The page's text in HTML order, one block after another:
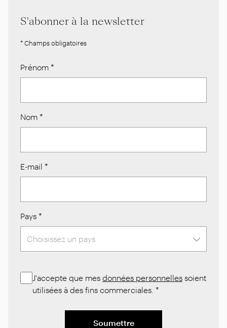
S'abonner à la newsletter
* Champs obligatoires
Prénom *
Nom *
E-mail *
Pays *
J'accepte que mes données personnelles soient
utilisées à des fins commerciales. *
Soumettre